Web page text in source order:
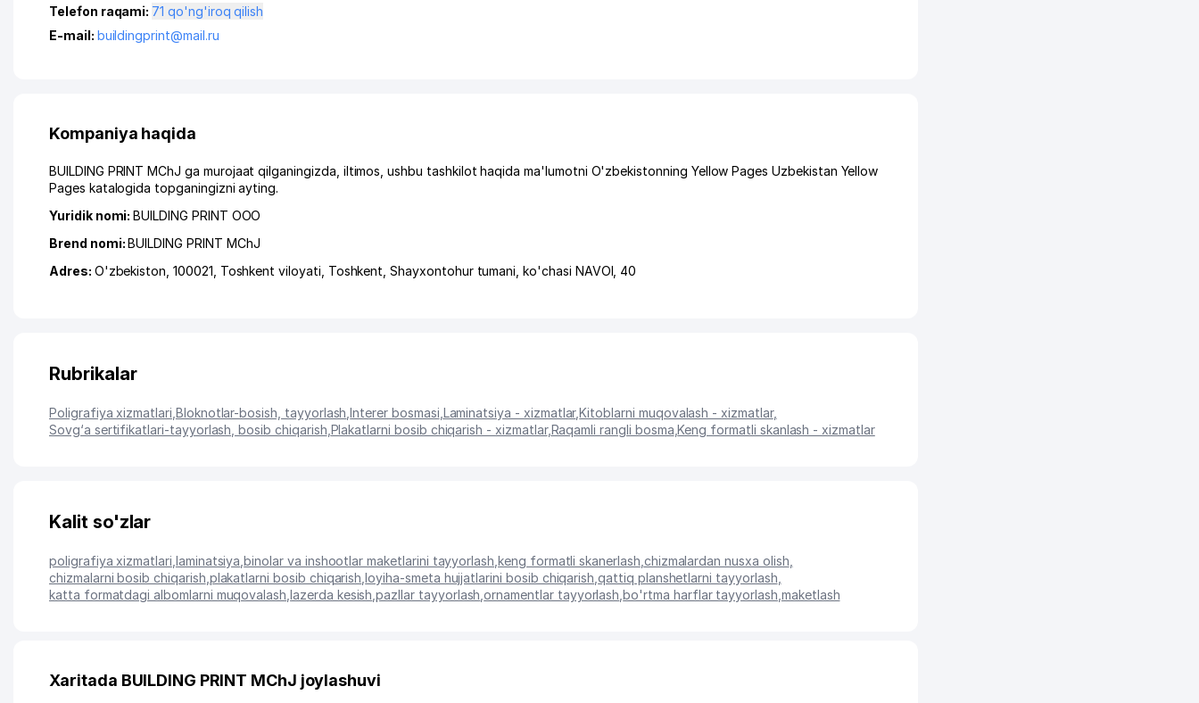
Telefon raqami:
71 qo'ng'iroq qilish
E-mail: buildingprint@mail.ru
Kompaniya haqida
BUILDING PRINT MChJ ga murojaat qilganingizda, iltimos, ushbu tashkilot haqida ma'lumotni O'zbekistonning Yellow Pages Uzbekistan Yellow
Pages katalogida topganingizni ayting.
Yuridik nomi:BUILDING PRINT ООО
Brend nomi:BUILDING PRINT MChJ
Adres: O'zbekiston, 100021, Toshkent viloyati Toshkent ,Shayxontohur tumani ,ko'chasi NAVOI , 40
Rubrikalar
Poligrafiya xizmatlari Bloknotlar-bosish, tayyorlash ,Interer bosmasi Laminatsiya - xizmatlar,Kitoblarni muqovalash - xizmatlar,
Sovg‘a sertifikatlari-tayyorlash, bosib chiqarish Plakatlarni bosib chiqarish - xizmatlar,Raqamli rangli bosma ,Keng formatli skanlash - xizmatlar
Kalit so'zlar
poligrafiya xizmatlari laminatsiya ,binolar va inshootlar maketlarini tayyorlash ,keng formatli skanerlash chizmalardan nusxa olish
chizmalarni bosib chiqarish plakatlarni bosib chiqarish ,loyiha-smeta hujjatlarini bosib chiqarish ,qattiq planshetlarni tayyorlash
katta formatdagi albomlarni muqovalash ,lazerda kesish ,pazllar tayyorlash ,ornamentlar tayyorlash ,bo'rtma harflar tayyorlash maketlash
Xaritada BUILDING PRINT MChJ joylashuvi